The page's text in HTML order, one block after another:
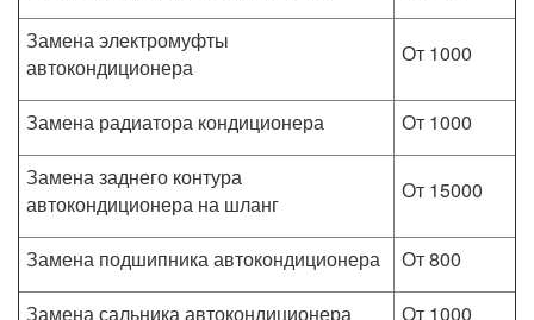
Замена электромуфты
автокондиционера
От 1000
Замена радиатора кондиционера
От 1000
Замена заднего контура
автокондиционера на шланг
От 15000
Замена подшипника автокондиционера
От 800
Замена сальника автокондиционера
От 1000